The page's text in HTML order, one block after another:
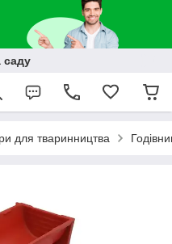
саду
для тваринництва